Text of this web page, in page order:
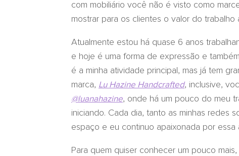
com mobiliário você não é visto como
mostrar para os clientes o valor do trabalho
Atualmente estou há quase 6 anos
e hoje é uma forma de expressão e
é a minha atividade principal, mas já tem
marca, Lu Hazine Handcrafted, inclusive,
@luanahazine, onde há um pouco do meu
iniciando. Cada dia, tanto as minhas redes
espaço e eu continuo apaixonada por essa
Para quem quiser conhecer um pouco